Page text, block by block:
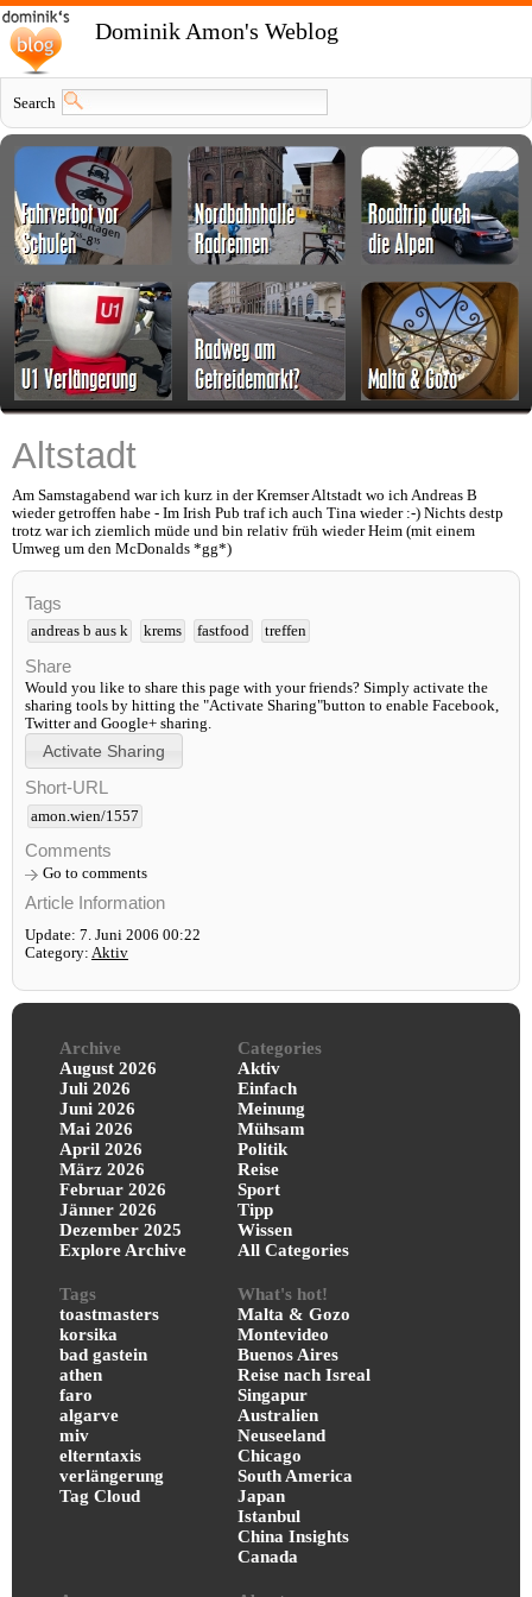
Dominik Amon's Weblog
Search
Altstadt
Am Samstagabend war ich kurz in der Kremser Altstadt wo ich Andreas B
wieder getroffen habe - Im Irish Pub traf ich auch Tina wieder :-) Nichts destp
trotz war ich ziemlich müde und bin relativ früh wieder Heim (mit einem
Umweg um den McDonalds *gg*)
Tags
andreas b aus k krems fastfood treffen
Share
Would you like to share this page with your friends? Simply activate the
sharing tools by hitting the "Activate Sharing"button to enable Facebook,
Twitter and Google+ sharing.
Short-URL
amon.wien/1557
Comments
Go to comments
Article Information
Update: 7. Juni 2006 00:22
Category: Aktiv
Archive
August 2026
Juli 2026
Juni 2026
Mai 2026
April 2026
März 2026
Februar 2026
Jänner 2026
Dezember 2025
Explore Archive
Categories
Aktiv
Einfach
Meinung
Mühsam
Politik
Reise
Sport
Tipp
Wissen
All Categories
Tags
toastmasters
korsika
bad gastein
athen
faro
algarve
miv
elterntaxis
verlängerung
Tag Cloud
What's hot!
Malta & Gozo
Montevideo
Buenos Aires
Reise nach Isreal
Singapur
Australien
Neuseeland
Chicago
South America
Japan
Istanbul
China Insights
Canada